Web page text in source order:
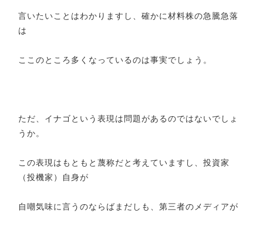
言いたいことはわかりますし、確かに材料株の急騰急落
は
ここのところ多くなっているのは事実でしょう。
ただ、イナゴという表現は問題があるのではないでしょ
うか。
この表現はもともと蔑称だと考えていますし、投資家
（投機家）自身が
自嘲気味に言うのならばまだしも、第三者のメディアが